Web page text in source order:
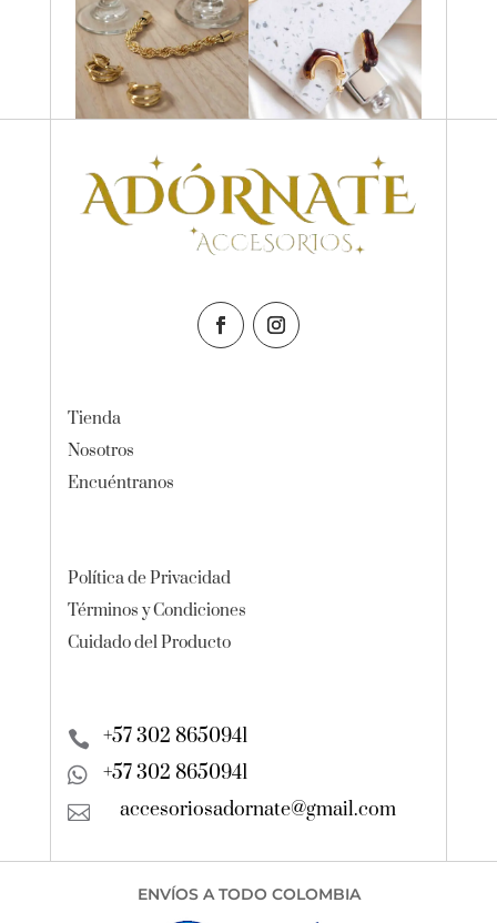
Tienda
Nosotros
Encuéntranos
Política de Privacidad
Términos y Condiciones
Cuidado del Producto
 +57 302 8650941
 +57 302 8650941
 accesoriosadornate@gmail.com
ENVÍOS A TODO COLOMBIA